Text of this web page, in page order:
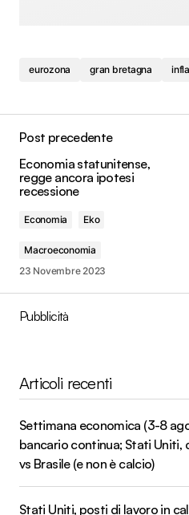
eurozona gran bretagna
Post precedente
Economia statunitense,
regge ancora ipotesi
recessione
Economia Eko
Macroeconomia
23 Novembre 2023
Pubblicità
Articoli recenti
Settimana economica (3-8
bancario continua; Stati Uniti,
vs Brasile (e non è calcio)
Stati Uniti, posti di lavoro in